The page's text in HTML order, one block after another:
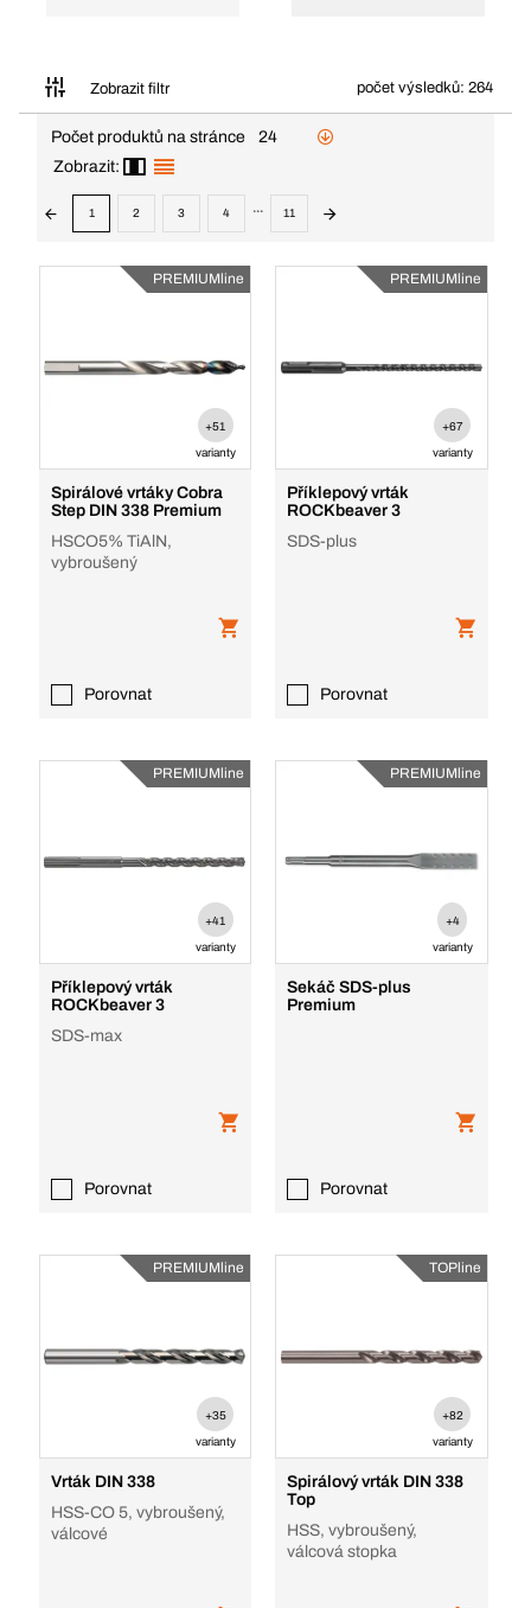
Zobrazit filtr počet výsledků: 264
Počet produktů na stránce
24
Zobrazit:
1 2 3 4 ... 11
PREMIUMline
+51
varianty
Spirálové vrtáky Cobra
Step DIN 338 Premium
HSCO5% TiAlN,
vybroušený
Porovnat
PREMIUMline
+67
varianty
Příklepový vrták
ROCKbeaver 3
SDS-plus
Porovnat
PREMIUMline
+41
varianty
Příklepový vrták
ROCKbeaver 3
SDS-max
Porovnat
PREMIUMline
+4
varianty
Sekáč SDS-plus
Premium
Porovnat
PREMIUMline
+35
varianty
Vrták DIN 338
HSS-CO 5, vybroušený,
válcové
TOPline
+82
varianty
Spirálový vrták DIN 338
Top
HSS, vybroušený,
válcová stopka